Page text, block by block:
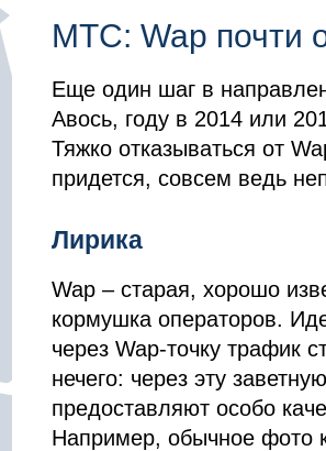
МТС: Wap почти
Еще один шаг в
Авось, году в 2014 или
Тяжко отказываться от
придется, совсем ведь
Лирика
Wap – старая, хорошо
кормушка операторов.
через Wap-точку трафик
нечего: через эту
предоставляют особо
Например, обычное фото